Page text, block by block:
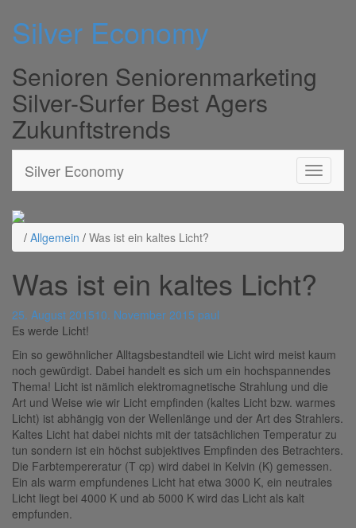
Silver Economy
Senioren Seniorenmarketing
Silver-Surfer Best Agers
Zukunftstrends
Silver Economy
/ Allgemein / Was ist ein kaltes Licht?
Was ist ein kaltes Licht?
25. August 201510. November 2015 paul
Es werde Licht!
Ein so gewöhnlicher Alltagsbestandteil wie Licht wird meist kaum
noch gewürdigt. Dabei handelt es sich um ein hochspannendes
Thema! Licht ist nämlich elektromagnetische Strahlung und die
Art und Weise wie wir Licht empfinden (kaltes Licht bzw. warmes
Licht) ist abhängig von der Wellenlänge und der Art des Strahlers.
Kaltes Licht hat dabei nichts mit der tatsächlichen Temperatur zu
tun sondern ist ein höchst subjektives Empfinden des Betrachters.
Die Farbtempereratur (T cp) wird dabei in Kelvin (K) gemessen.
Ein als warm empfundenes Licht hat etwa 3000 K, ein neutrales
Licht liegt bei 4000 K und ab 5000 K wird das Licht als kalt
empfunden.